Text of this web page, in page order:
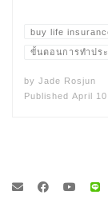
buy life
ขั้นตอนการทำปร
by Jade Rosjun
Published April